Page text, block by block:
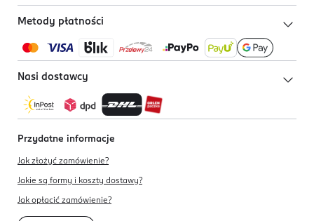
Metody płatności
Nasi dostawcy
Przydatne informacje
Jak złożyć zamówienie?
Jakie są formy i koszty dostawy?
Jak opłacić zamówienie?